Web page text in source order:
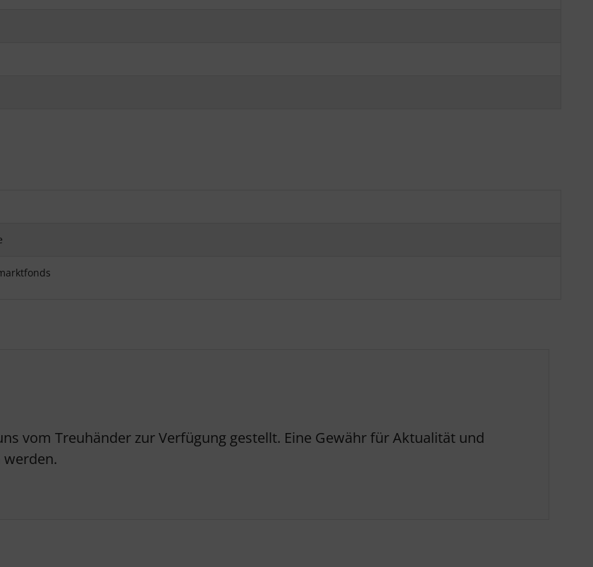
vom Treuhänder zur Verfügung gestellt. Eine Gewähr für Aktualität und